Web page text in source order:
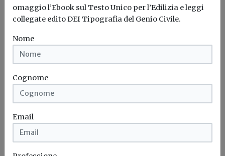
omaggio l’Ebook sul Testo Unico per l’Edilizia e leggi
collegate edito DEI Tipografia del Genio Civile.
Nome
Cognome
Email